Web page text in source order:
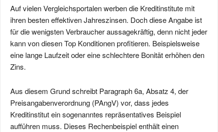
Auf vielen Vergleichsportalen werben die Kreditinstitute mit
ihren besten effektiven Jahreszinsen. Doch diese Angabe ist
für die wenigsten Verbraucher aussagekräftig, denn nicht jeder
kann von diesen Top Konditionen profitieren. Beispielsweise
eine lange Laufzeit oder eine schlechtere Bonität erhöhen den
Zins.
Aus diesem Grund schreibt Paragraph 6a, Absatz 4, der
Preisangaben­verordnung (PAngV) vor, dass jedes
Kreditinstitut ein sogenanntes repräsentatives Beispiel
aufführen muss. Dieses Rechenbeispiel enthält einen